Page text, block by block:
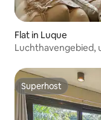
Flat in Luque
Luchthavengebied,
Superhost
Superhost